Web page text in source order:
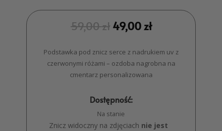
59,00zł 49,00zł
Podstawka pod znicz serce z nadrukiem uv z
czerwonymi różami – ozdoba nagrobna na
cmentarz personalizowana
Dostępność:
Na stanie
Znicz widoczny na zdjęciach nie jest